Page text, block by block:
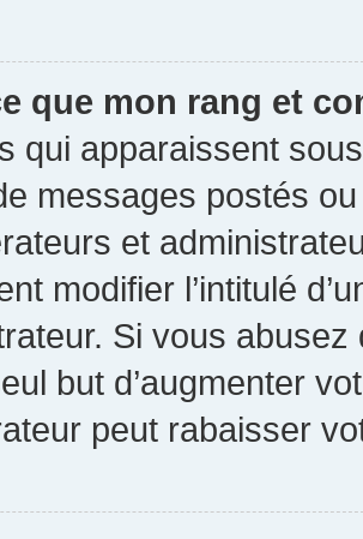
que mon rang et
qui apparaissent
messages postés
et
modifier l’intitulé
Si vous
but d’augmenter
peut rabaisser